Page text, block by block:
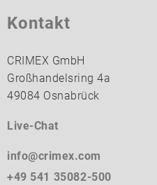
Kontakt
CRIMEX GmbH
Großhandelsring 4a
49084 Osnabrück
Live-Chat
info@crimex.com
+49 541 35082-500